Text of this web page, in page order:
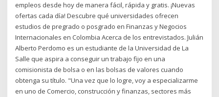
empleos desde hoy de manera fácil, rápida y gratis. ¡Nuevas
ofertas cada día! Descubre qué universidades ofrecen
estudios de pregrado o posgrado en Finanzas y Negocios
Internacionales en Colombia Acerca de los entrevistados. Julián
Alberto Perdomo es un estudiante de la Universidad de La
Salle que aspira a conseguir un trabajo fijo en una
comisionista de bolsa o en las bolsas de valores cuando
obtenga su título. "Una vez que lo logre, voy a especializarme
en uno de Comercio, construcción y finanzas, sectores más